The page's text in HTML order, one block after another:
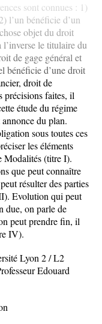
sont connues : 1)
l’un bénéficie d’un
objet du droit
le titulaire du
de gage général et
bénéficie d’une droit
droit de
précisions faites, il
étude du régime
du plan.
sous toutes ces
les éléments
Modalités (titre I).
que peut connaître
résulter des parties
Evolution qui peut
due, on parle de
peut prendre fin, il
IV).
Lyon 2 / L2
Edouard